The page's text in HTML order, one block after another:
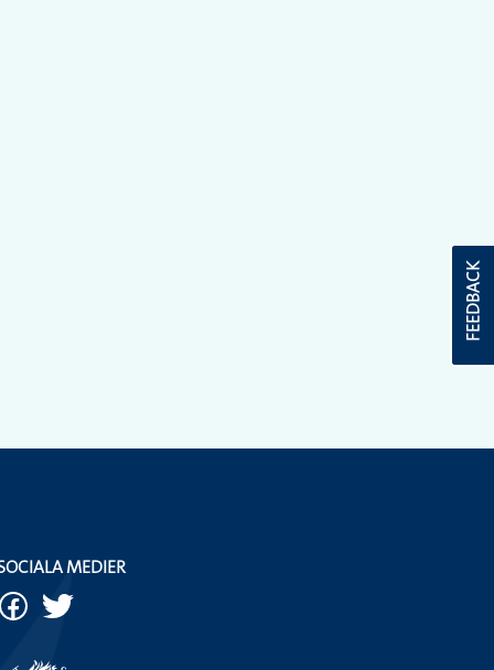
FEEDBACK
MEDIER